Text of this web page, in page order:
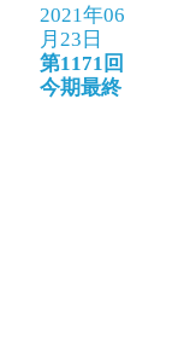
2021年06
月23日
第1171回
今期最終